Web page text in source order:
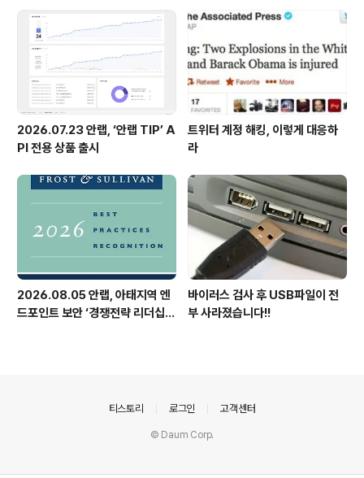
2026.07.23 안랩, ‘안랩 TIP’ A
PI 전용 상품 출시
트위터 계정 해킹, 이렇게 대응하
라
2026.08.05 안랩, 아태지역 엔
드포인트 보안 ‘경쟁전략 리더십’
바이러스 검사 후 USB파일이 전
부 사라졌습니다!!
티스토리 로그인 고객센터
© Daum Corp.